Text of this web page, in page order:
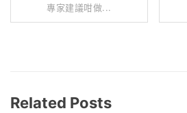
專家建議咁做...
Related Posts